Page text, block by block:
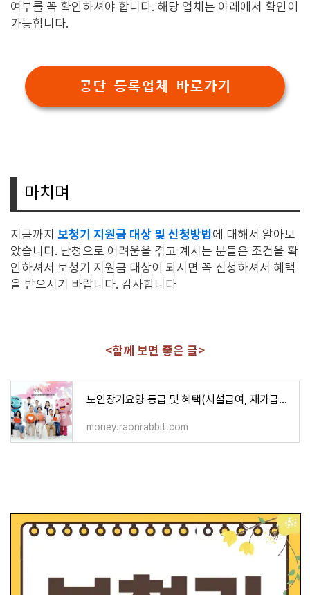
여부를 꼭 확인하셔야 합니다. 해당 업체는 아래에서 확인이
가능합니다.
공단 등록업체 바로가기
마치며
지금까지 보청기 지원금 대상 및 신청방법 에 대해서 알아보
았습니다. 난청으로 어려움을 겪고 계시는 분들은 조건을 확
인하셔서 보청기 지원금 대상이 되시면 꼭 신청하셔서 혜택
을 받으시기 바랍니다. 감사합니다
<함께 보면 좋은 글>
노인장기요양 등급 및 혜택(시설급여, 재가급여 계산기)
money.raonrabbit.com